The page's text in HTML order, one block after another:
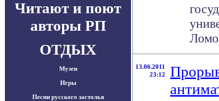
Читают и поют
авторы РП
ОТДЫХ
Музеи
Игры
Песни русского застолья
13.06.2011
23:12